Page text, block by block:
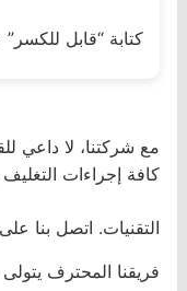
كتابة “قابل
مع شركتنا، لا داعي
كافة إجراءات
التقنيات. اتصل بنا على
فريقنا المحترف